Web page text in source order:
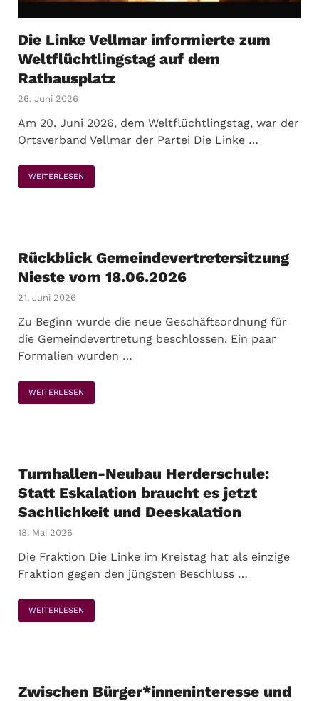
Die Linke Vellmar informierte zum
Weltflüchtlingstag auf dem
Rathausplatz
26. Juni 2026
Am 20. Juni 2026, dem Weltflüchtlingstag, war der
Ortsverband Vellmar der Partei Die Linke …
WEITERLESEN
Rückblick Gemeindevertretersitzung
Nieste vom 18.06.2026
21. Juni 2026
Zu Beginn wurde die neue Geschäftsordnung für
die Gemeindevertretung beschlossen. Ein paar
Formalien wurden …
WEITERLESEN
Turnhallen-Neubau Herderschule:
Statt Eskalation braucht es jetzt
Sachlichkeit und Deeskalation
18. Mai 2026
Die Fraktion Die Linke im Kreistag hat als einzige
Fraktion gegen den jüngsten Beschluss …
WEITERLESEN
Zwischen Bürger*inneninteresse und